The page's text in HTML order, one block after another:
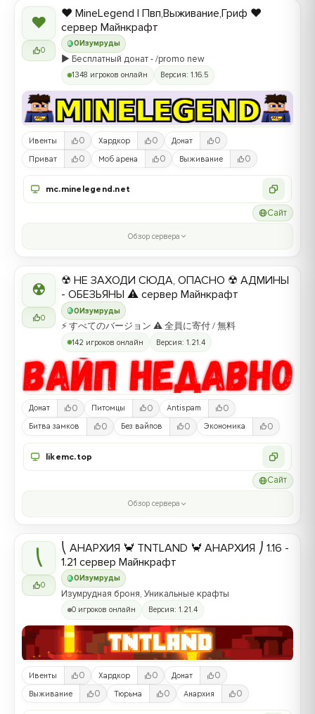
❤
0
0 Изумруды
❤️ MineLegend | Пвп,Выживание,Гриф ❤️
сервер Майнкрафт
▶️ Бесплатный донат - /promo new
1348 игроков онлайн Версия: 1.16.5
Ивенты 0 Хардкор 0 Донат 0
Приват 0 Моб арена 0 Выживание 0
mc.minelegend.net
Сайт
Обзор сервера
☢
0
0Изумруды
☢ НЕ ЗАХОДИ СЮДА, ОПАСНО ☢ АДМИНЫ
- ОБЕЗЬЯНЫ ⚠ сервер Майнкрафт
⚡ すべてのバージョン ⚠ 全員に寄付 / 無料
142 игроков онлайн Версия: 1.21.4
Донат 0 Питомцы 0 Antispam 0
Битва замков 0 Без вайпов 0 Экономика 0
likemc.top
Сайт
Обзор сервера
⎝
0
0 Изумруды
⎝ АНАРХИЯ 🦀 TNTLAND 🦀 АНАРХИЯ ⎠ 1.16 -
1.21 сервер Майнкрафт
Изумрудная броня, Уникальные крафты
0 игроков онлайн Версия: 1.21.4
Ивенты 0 Хардкор 0 Донат 0
Выживание 0 Тюрьма 0 Анархия 0